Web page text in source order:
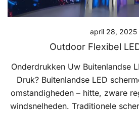
april 28, 2025
Outdoor Flexibel
Onderdrukken Uw Buitenlandse
Druk? Buitenlandse LED
omstandigheden – hitte, zware
windsnelheden. Traditionele